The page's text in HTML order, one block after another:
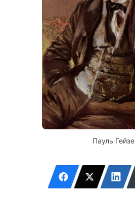
Пауль Гейзе